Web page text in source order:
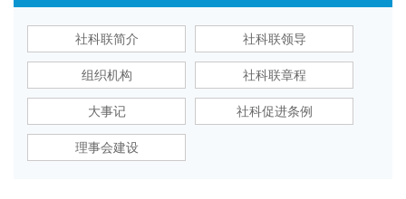
社科联简介 社科联领导
组织机构 社科联章程
大事记 社科促进条例
理事会建设